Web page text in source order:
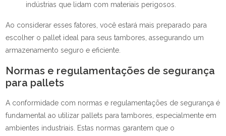
indústrias que lidam com materiais perigosos.
Ao considerar esses fatores, você estará mais preparado para
escolher o pallet ideal para seus tambores, assegurando um
armazenamento seguro e eficiente.
Normas e regulamentações de segurança
para pallets
A conformidade com normas e regulamentações de segurança é
fundamental ao utilizar pallets para tambores, especialmente em
ambientes industriais. Estas normas garantem que o